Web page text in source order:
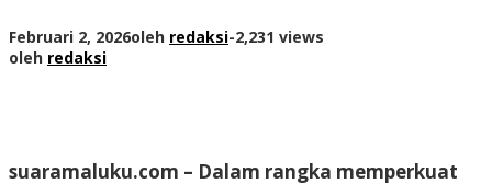
Februari 2, 2026oleh redaksi-2,231 views
oleh redaksi
suaramaluku.com – Dalam rangka memperkuat